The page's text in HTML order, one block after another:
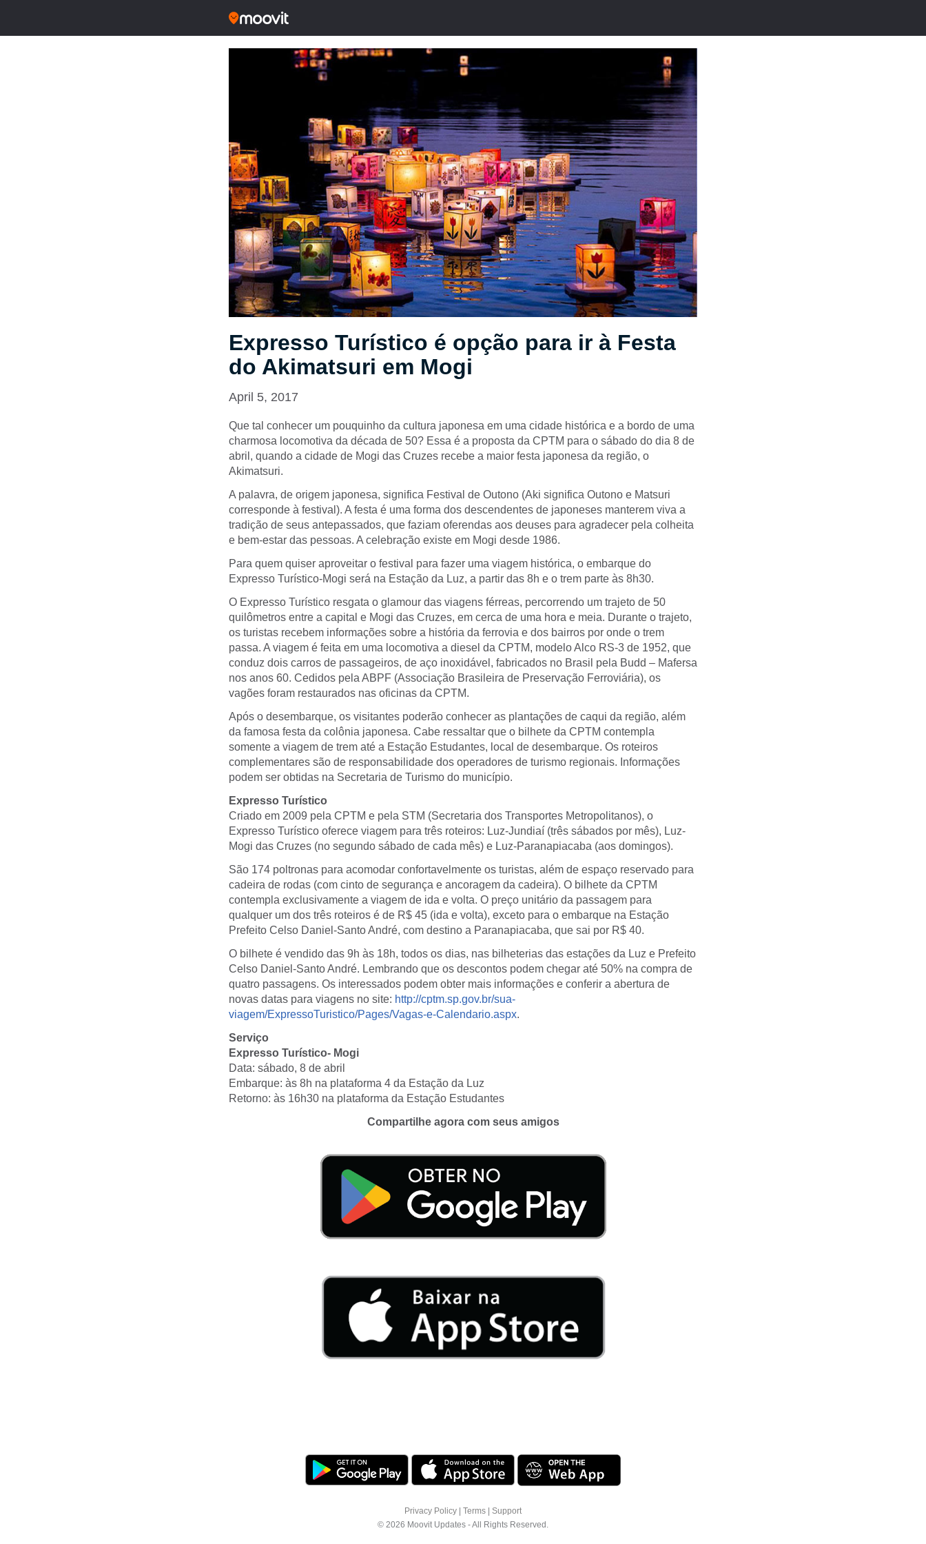
Expresso Turístico é opção para ir à Festa
do Akimatsuri em Mogi
April 5, 2017
Que tal conhecer um pouquinho da cultura japonesa em uma cidade histórica e a bordo de uma
charmosa locomotiva da década de 50? Essa é a proposta da CPTM para o sábado do dia 8 de
abril, quando a cidade de Mogi das Cruzes recebe a maior festa japonesa da região, o
Akimatsuri.
A palavra, de origem japonesa, significa Festival de Outono (Aki significa Outono e Matsuri
corresponde à festival). A festa é uma forma dos descendentes de japoneses manterem viva a
tradição de seus antepassados, que faziam oferendas aos deuses para agradecer pela colheita
e bem-estar das pessoas. A celebração existe em Mogi desde 1986.
Para quem quiser aproveitar o festival para fazer uma viagem histórica, o embarque do
Expresso Turístico-Mogi será na Estação da Luz, a partir das 8h e o trem parte às 8h30.
O Expresso Turístico resgata o glamour das viagens férreas, percorrendo um trajeto de 50
quilômetros entre a capital e Mogi das Cruzes, em cerca de uma hora e meia. Durante o trajeto,
os turistas recebem informações sobre a história da ferrovia e dos bairros por onde o trem
passa. A viagem é feita em uma locomotiva a diesel da CPTM, modelo Alco RS-3 de 1952, que
conduz dois carros de passageiros, de aço inoxidável, fabricados no Brasil pela Budd – Mafersa
nos anos 60. Cedidos pela ABPF (Associação Brasileira de Preservação Ferroviária), os
vagões foram restaurados nas oficinas da CPTM.
Após o desembarque, os visitantes poderão conhecer as plantações de caqui da região, além
da famosa festa da colônia japonesa. Cabe ressaltar que o bilhete da CPTM contempla
somente a viagem de trem até a Estação Estudantes, local de desembarque. Os roteiros
complementares são de responsabilidade dos operadores de turismo regionais. Informações
podem ser obtidas na Secretaria de Turismo do município.
Expresso Turístico
Criado em 2009 pela CPTM e pela STM (Secretaria dos Transportes Metropolitanos), o
Expresso Turístico oferece viagem para três roteiros: Luz-Jundiaí (três sábados por mês), Luz-
Mogi das Cruzes (no segundo sábado de cada mês) e Luz-Paranapiacaba (aos domingos).
São 174 poltronas para acomodar confortavelmente os turistas, além de espaço reservado para
cadeira de rodas (com cinto de segurança e ancoragem da cadeira). O bilhete da CPTM
contempla exclusivamente a viagem de ida e volta. O preço unitário da passagem para
qualquer um dos três roteiros é de R$ 45 (ida e volta), exceto para o embarque na Estação
Prefeito Celso Daniel-Santo André, com destino a Paranapiacaba, que sai por R$ 40.
O bilhete é vendido das 9h às 18h, todos os dias, nas bilheterias das estações da Luz e Prefeito
Celso Daniel-Santo André. Lembrando que os descontos podem chegar até 50% na compra de
quatro passagens. Os interessados podem obter mais informações e conferir a abertura de
novas datas para viagens no site: http://cptm.sp.gov.br/sua-
viagem/ExpressoTuristico/Pages/Vagas-e-Calendario.aspx.
Serviço
Expresso Turístico- Mogi
Data: sábado, 8 de abril
Embarque: às 8h na plataforma 4 da Estação da Luz
Retorno: às 16h30 na plataforma da Estação Estudantes
Compartilhe agora com seus amigos
Privacy Policy Terms
Support
© 2026 Moovit Updates - All Rights Reserved.